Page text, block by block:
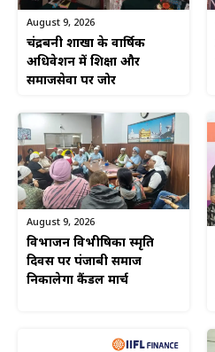
August 9, 2026
चंद्रबनी शाखा के वार्षिक
अधिवेशन में शिक्षा और
समाजसेवा पर जोर
August 9, 2026
विभाजन विभीषिका स्मृति
दिवस पर पंजाबी समाज
निकालेगा कैंडल मार्च